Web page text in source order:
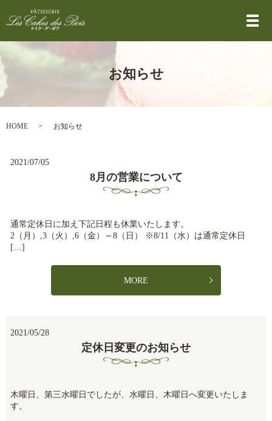
メ
お知らせ
HOME お知らせ
2021/07/05
8月の営業について
通常定休日に加え下記日程も休業いたします。
2（月）,3（火）,6（金）～8（日） ※8/11（水）は通常定休日
[…]
MORE
2021/05/28
定休日変更のお知らせ
木曜日、第三水曜日でしたが、水曜日、木曜日へ変更いたしま
す。